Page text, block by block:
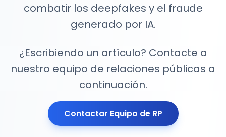
combatir los deepfakes y el fraude
generado por IA.
¿Escribiendo un artículo? Contacte a
nuestro equipo de relaciones públicas a
continuación.
Contactar Equipo de RP